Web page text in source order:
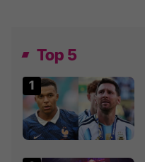
Top 5